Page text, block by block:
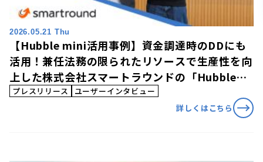
2026.05.21 Thu
【Hubble mini活用事例】資金調達時のDDにも
活用！兼任法務の限られたリソースで生産性を向
上した株式会社スマートラウンドの「Hubble
mini」活用事例を公開
プレスリリース
ユーザーインタビュー
詳しくはこちら